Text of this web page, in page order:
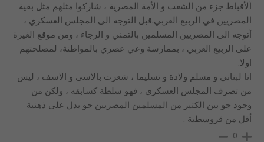
ألأقباط جزء من الشعب و الأمة المصرية ، شاركوا مثلهم مثل بقية
المصريين في الربيع العربي.قبل التوجه الى المجلس العسكري ،
أتوجه الى المصريين المسلمين بالتمني و الرجاء ، ومن موقع الغيرة
على الربيع العربي ، بممارسة وعي عصري بالمواطنة، لمصلحتهم
اولا.
انا لبناني و مسلم ولادة و تسليما ، شعرت بالاسى و الاسف ، ليس
من تصرف المجلس العسكري ، فهو سلطة كسابقه ، ولكن من
وجود جو بين الكثير من المسلمين المصريين جو يدل على ذهنية
أقل من قروسطية .
0